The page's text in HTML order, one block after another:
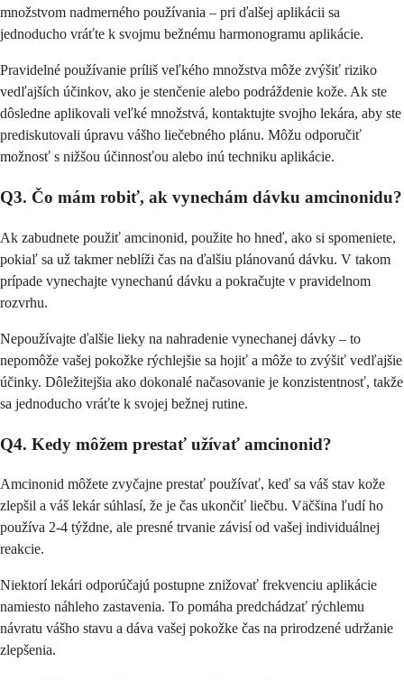
množstvom nadmerného používania – pri ďalšej aplikácii sa
jednoducho vráťte k svojmu bežnému harmonogramu aplikácie.
Pravidelné používanie príliš veľkého množstva môže zvýšiť riziko
vedľajších účinkov, ako je stenčenie alebo podráždenie kože. Ak ste
dôsledne aplikovali veľké množstvá, kontaktujte svojho lekára, aby ste
prediskutovali úpravu vášho liečebného plánu. Môžu odporučiť
možnosť s nižšou účinnosťou alebo inú techniku aplikácie.
Q3. Čo mám robiť, ak vynechám dávku amcinonidu?
Ak zabudnete použiť amcinonid, použite ho hneď, ako si spomeniete,
pokiaľ sa už takmer neblíži čas na ďalšiu plánovanú dávku. V takom
prípade vynechajte vynechanú dávku a pokračujte v pravidelnom
rozvrhu.
Nepoužívajte ďalšie lieky na nahradenie vynechanej dávky – to
nepomôže vašej pokožke rýchlejšie sa hojiť a môže to zvýšiť vedľajšie
účinky. Dôležitejšia ako dokonalé načasovanie je konzistentnosť, takže
sa jednoducho vráťte k svojej bežnej rutine.
Q4. Kedy môžem prestať užívať amcinonid?
Amcinonid môžete zvyčajne prestať používať, keď sa váš stav kože
zlepšil a váš lekár súhlasí, že je čas ukončiť liečbu. Väčšina ľudí ho
používa 2-4 týždne, ale presné trvanie závisí od vašej individuálnej
reakcie.
Niektorí lekári odporúčajú postupne znižovať frekvenciu aplikácie
namiesto náhleho zastavenia. To pomáha predchádzať rýchlemu
návratu vášho stavu a dáva vašej pokožke čas na prirodzené udržanie
zlepšenia.